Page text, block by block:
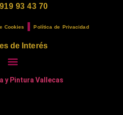
919 93 43 70
Cookies Política de Privacidad
de Interés
y Pintura Vallecas